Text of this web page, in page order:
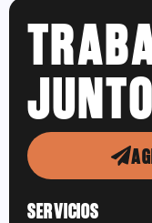
SERVICIOS